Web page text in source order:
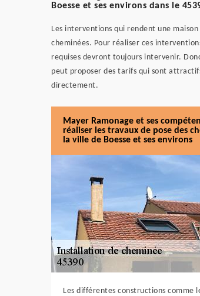
Boesse et ses environs dans le
Les interventions qui rendent une
cheminées. Pour réaliser ces
requises devront toujours intervenir.
peut proposer des tarifs qui sont
directement.
Mayer Ramonage et ses
réaliser les travaux de pose des
la ville de Boesse et ses environs
Les différentes constructions comme